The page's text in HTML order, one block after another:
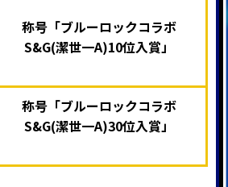
称号「ブルーロックコラボ
S&G(潔世一A)10位入賞 」
称号「ブルーロックコラボ
S&G(潔世一A)30位入賞 」